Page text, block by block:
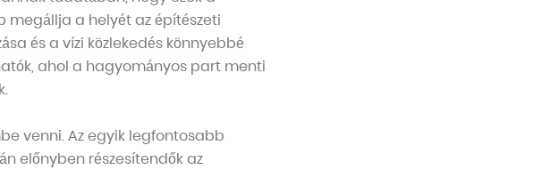
megállja a helyét az építészeti
és a vízi közlekedés könnyebbé
ahol a hagyományos part menti
venni. Az egyik legfontosabb
előnyben részesítendők az